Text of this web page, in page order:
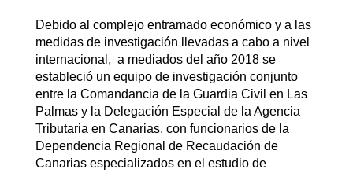
Debido al complejo entramado económico y a las
medidas de investigación llevadas a cabo a nivel
internacional, a mediados del año 2018 se
estableció un equipo de investigación conjunto
entre la Comandancia de la Guardia Civil en Las
Palmas y la Delegación Especial de la Agencia
Tributaria en Canarias, con funcionarios de la
Dependencia Regional de Recaudación de
Canarias especializados en el estudio de